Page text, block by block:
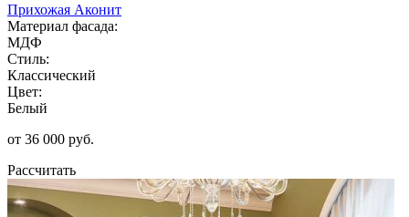
Прихожая Аконит
Материал фасада:
МДФ
Стиль:
Классический
Цвет:
Белый
от 36 000 руб.
Рассчитать